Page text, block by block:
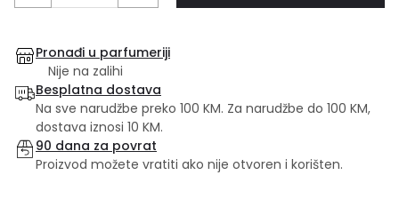
Pronađi u parfumeriji
Nije na zalihi
Besplatna dostava
Na sve narudžbe preko 100 KM. Za narudžbe do 100 KM,
dostava iznosi 10 KM.
90 dana za povrat
Proizvod možete vratiti ako nije otvoren i korišten.